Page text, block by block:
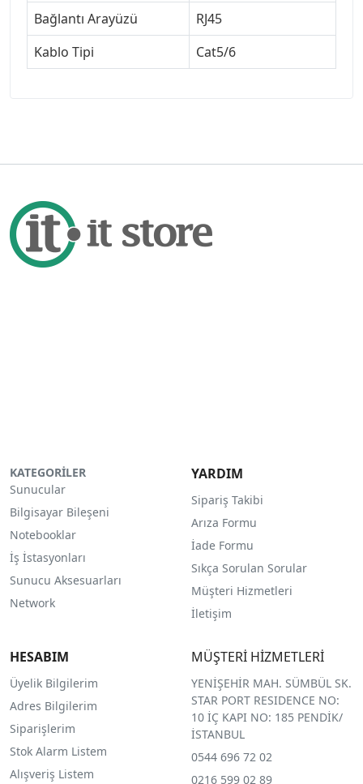
Bağlantı Arayüzü
RJ45
Kablo Tipi
Cat5/6
KATEGORİLER
Sunucular
Bilgisayar Bileşeni
Notebooklar
İş İstasyonları
Sunucu Aksesuarları
Network
YARDIM
Sipariş Takibi
Arıza Formu
İade Formu
Sıkça Sorulan Sorular
Müşteri Hizmetleri
İletişim
HESABIM
Üyelik Bilgilerim
Adres Bilgilerim
Siparişlerim
Stok Alarm Listem
Alışveriş Listem
MÜŞTERİ HİZMETLERİ
YENİŞEHİR MAH. SÜMBÜL SK.
STAR PORT RESIDENCE NO:
10 İÇ KAPI NO: 185 PENDİK/
İSTANBUL
0544 696 72 02
0216 599 02 89